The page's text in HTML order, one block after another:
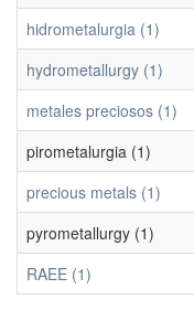
hidrometalurgia (1)
hydrometallurgy (1)
metales preciosos (1)
pirometalurgia (1)
precious metals (1)
pyrometallurgy (1)
RAEE (1)